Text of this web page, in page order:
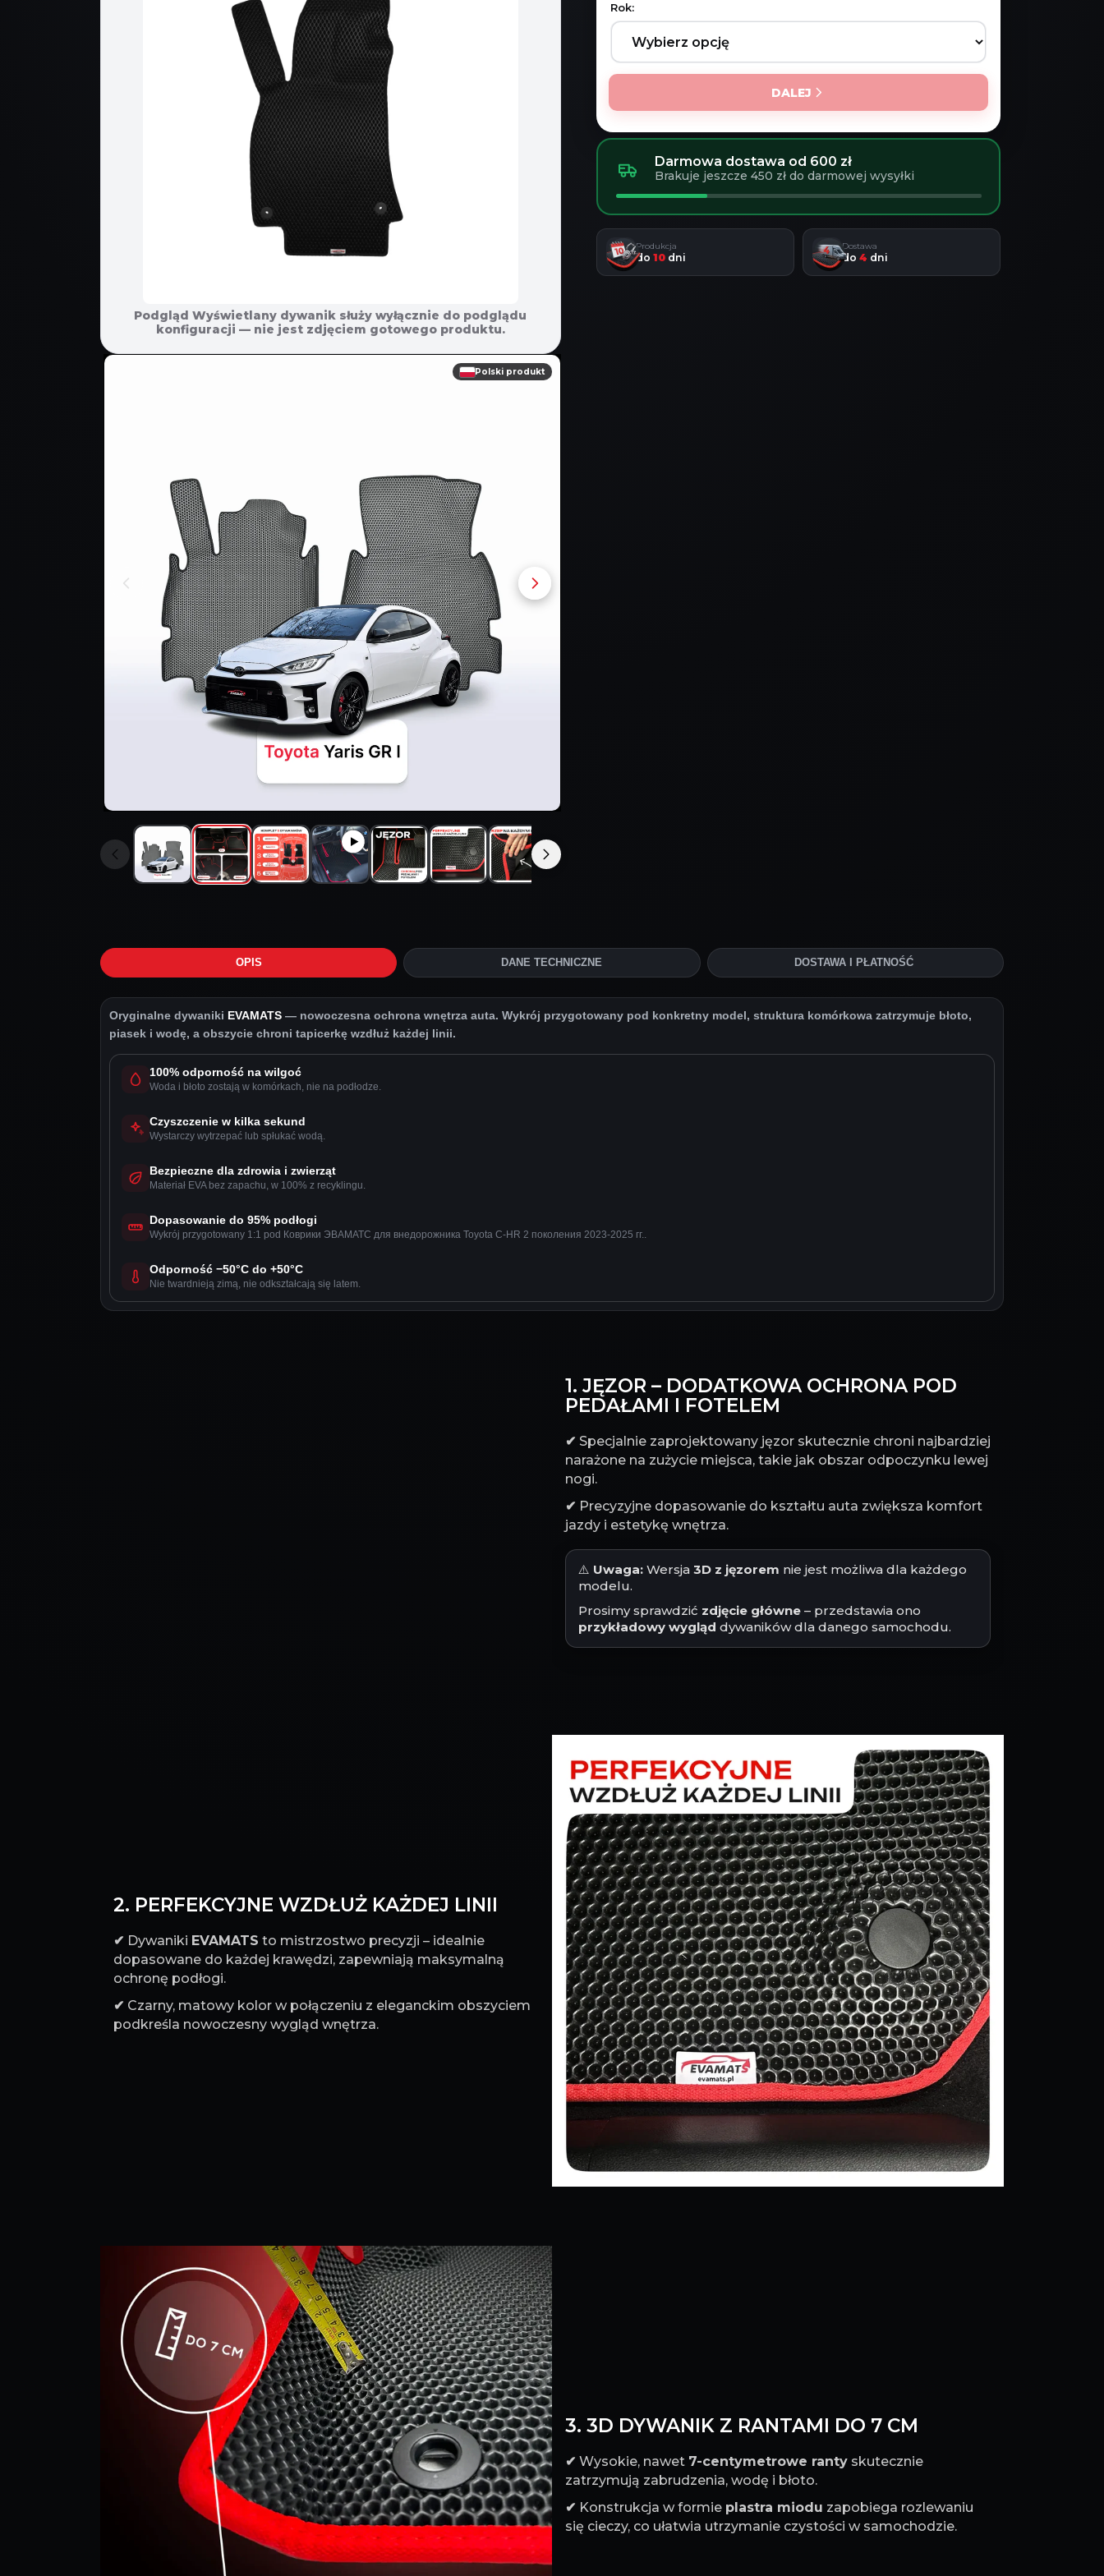
Podgląd Wyświetlany dywanik służy wyłącznie do podglądu
konfiguracji — nie jest zdjęciem gotowego produktu.
Polski produkt
ПЕРЕЙТИ К
ИНФОРМАЦИИ
Rok:
DALEJ
Darmowa dostawa od 600 zł
Brakuje jeszcze 450 zł do darmowej wysyłki
Produkcja
do10 dni
Dostawa
do4 dni
OPIS DANE TECHNICZNE DOSTAWA I PŁATNOŚĆ
Oryginalne dywaniki EVAMATS — nowoczesna ochrona wnętrza auta. Wykrój przygotowany pod konkretny model, struktura komórkowa zatrzymuje błoto,
piasek i wodę, a obszycie chroni tapicerkę wzdłuż każdej linii.
100% odporność na wilgoć
Woda i błoto zostają w komórkach, nie na podłodze.
Czyszczenie w kilka sekund
Wystarczy wytrzepać lub spłukać wodą.
Bezpieczne dla zdrowia i zwierząt
Materiał EVA bez zapachu, w 100% z recyklingu.
Dopasowanie do 95% podłogi
Wykrój przygotowany 1:1 pod Коврики ЭВАМАТС для внедорожника Toyota C-HR 2 поколения 2023-2025 гг..
Odporność −50°C do +50°C
Nie twardnieją zimą, nie odkształcają się latem.
1. JĘZOR – DODATKOWA OCHRONA POD
PEDAŁAMI I FOTELEM
✔ Specjalnie zaprojektowany jęzor skutecznie chroni najbardziej
narażone na zużycie miejsca, takie jak obszar odpoczynku lewej
nogi.
✔ Precyzyjne dopasowanie do kształtu auta zwiększa komfort
jazdy i estetykę wnętrza.
⚠️ Uwaga: Wersja 3D z jęzorem nie jest możliwa dla każdego
modelu.
Prosimy sprawdzić zdjęcie główne – przedstawia ono
przykładowy wygląd dywaników dla danego samochodu.
2. PERFEKCYJNE WZDŁUŻ KAŻDEJ LINII
✔ Dywaniki EVAMATS to mistrzostwo precyzji – idealnie
dopasowane do każdej krawędzi, zapewniają maksymalną
ochronę podłogi.
✔ Czarny, matowy kolor w połączeniu z eleganckim obszyciem
podkreśla nowoczesny wygląd wnętrza.
3. 3D DYWANIK Z RANTAMI DO 7 CM
✔ Wysokie, nawet 7-centymetrowe ranty skutecznie
zatrzymują zabrudzenia, wodę i błoto.
✔ Konstrukcja w formie plastra miodu zapobiega rozlewaniu
się cieczy, co ułatwia utrzymanie czystości w samochodzie.